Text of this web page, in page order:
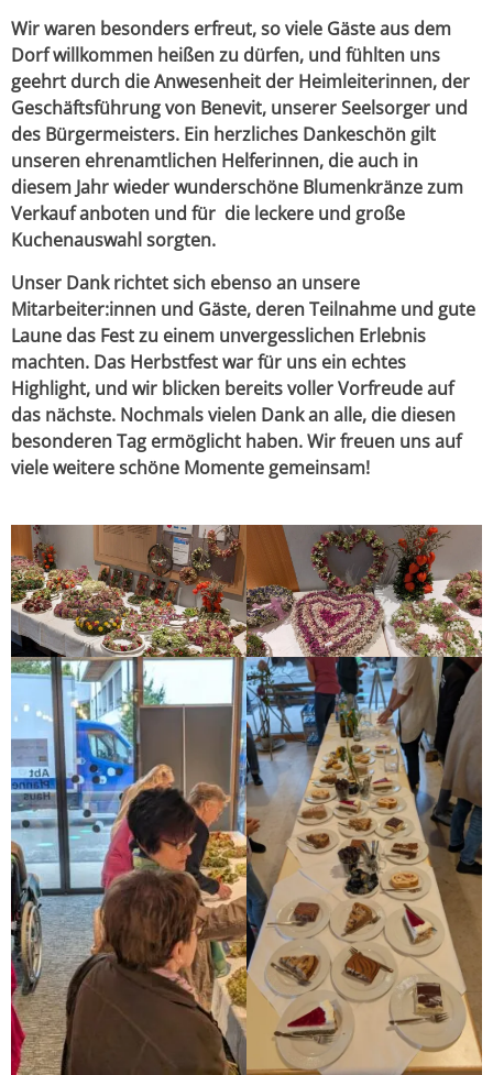
Wir waren besonders erfreut, so viele Gäste aus dem
Dorf willkommen heißen zu dürfen, und fühlten uns
geehrt durch die Anwesenheit der Heimleiterinnen, der
Geschäftsführung von Benevit, unserer Seelsorger und
des Bürgermeisters. Ein herzliches Dankeschön gilt
unseren ehrenamtlichen Helferinnen, die auch in
diesem Jahr wieder wunderschöne Blumenkränze zum
Verkauf anboten und für die leckere und große
Kuchenauswahl sorgten.
Unser Dank richtet sich ebenso an unsere
Mitarbeiter:innen und Gäste, deren Teilnahme und gute
Laune das Fest zu einem unvergesslichen Erlebnis
machten. Das Herbstfest war für uns ein echtes
Highlight, und wir blicken bereits voller Vorfreude auf
das nächste. Nochmals vielen Dank an alle, die diesen
besonderen Tag ermöglicht haben. Wir freuen uns auf
viele weitere schöne Momente gemeinsam!